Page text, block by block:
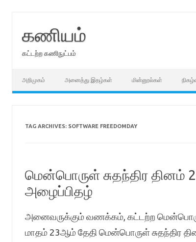
கணியம்
கட்டற்ற கணிநுட்பம்
அறிமுகம் அனைத்து இதழ்கள் மின்னூல்கள்
TAG ARCHIVES: SOFTWARE FREEDOMDAY
மென்பொருள் சுதந்திர தினம்
அழைப்பிதழ்
அனைவருக்கும் வணக்கம், கட்டற்ற
மாதம் 23ஆம் தேதி மென்பொருள் சுதந்திர